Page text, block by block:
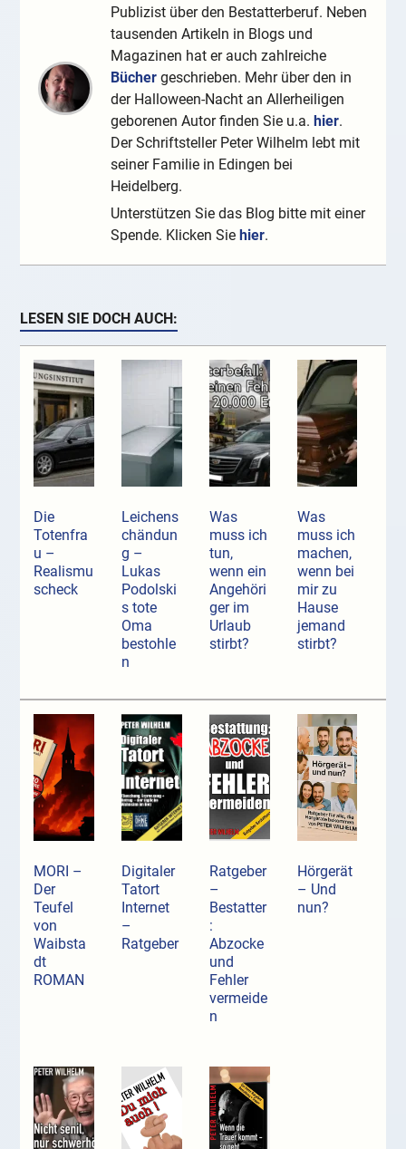
Publizist über den Bestatterberuf. Neben
tausenden Artikeln in Blogs und
Magazinen hat er auch zahlreiche
Bücher geschrieben. Mehr über den in
der Halloween-Nacht an Allerheiligen
geborenen Autor finden Sie u.a.hier.
Der Schriftsteller Peter Wilhelm lebt mit
seiner Familie in Edingen bei
Heidelberg.
Unterstützen Sie das Blog bitte mit einer
Spende. Klicken Siehier.
LESEN SIE DOCH AUCH:
Die
Totenfra
u –
Realismu
scheck
Leichens
chändun
g –
Lukas
Podolski
s tote
Oma
bestohle
n
Was
muss ich
tun,
wenn ein
Angehöri
ger im
Urlaub
stirbt?
Was
muss ich
machen,
wenn bei
mir zu
Hause
jemand
stirbt?
MORI –
Der
Teufel
von
Waibsta
dt
ROMAN
Digitaler
Tatort
Internet
–
Ratgeber
Ratgeber
–
Bestatter
:
Abzocke
und
Fehler
vermeide
n
Hörgerät
– Und
nun?